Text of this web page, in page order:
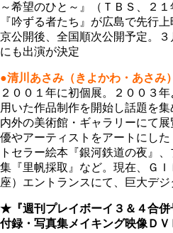
～希望のひと～』（ＴＢＳ、２
『吟ずる者たち』が広島で先行
京公開後、全国順次公開予定。３
にも出演が決定
●清川あさみ（きよかわ・あさみ）
２００１年に初個展。２００３
用いた作品制作を開始し話題を
内外の美術館・ギャラリーにて
優やアーティストをアートにし
トセラー絵本『銀河鉄道の夜』
集『里帆採取』など。現在、Ｇ
座）エントランスにて、巨大デ
★『週刊プレイボーイ３＆４合併
付録・写真集メイキング映像ＤＶ